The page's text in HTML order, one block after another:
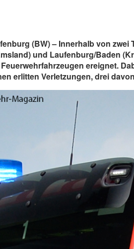
(BW) – Innerhalb von zwei
und Laufenburg/Baden
ereignet.
erlitten Verletzungen, drei